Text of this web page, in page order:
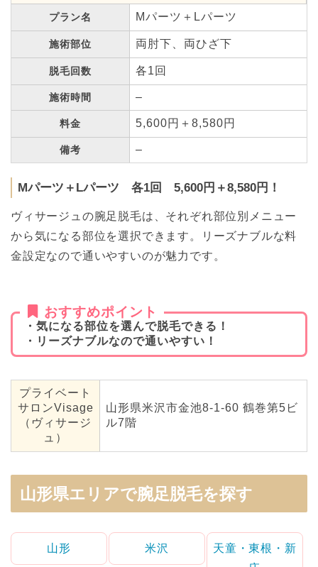
プラン名 Mパーツ＋Lパーツ
施術部位 両肘下、両ひざ下
脱毛回数 各1回
施術時間 –
料金 5,600円＋8,580円
備考 –
Mパーツ＋Lパーツ 各1回 5,600円＋8,580円！
ヴィサージュの腕足脱毛は、それぞれ部位別メニュー
から気になる部位を選択できます。リーズナブルな料
金設定なので通いやすいのが魅力です。
おすすめポイント
・気になる部位を選んで脱毛できる！
・リーズナブルなので通いやすい！
プライベート
サロンVisage
（ヴィサージ
ュ）
山形県米沢市金池8-1-60 鶴巻第5ビ
ル7階
山形県エリアで腕足脱毛を探す
山形 米沢
天童・東根・新